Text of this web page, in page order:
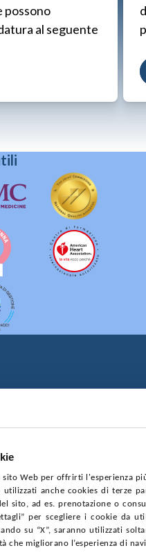
Web per offrirti l'esperienza
utilizzati anche cookies di terze
sito, ad es. prenotazione o
per scegliere i cookie da
su “X”, saranno utilizzati
che migliorano l’esperienza di
possono
al seguente
COOKIE POLICY
ACCESSIBILITÀ